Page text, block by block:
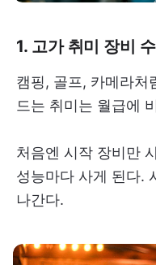
1. 고가 취미 장비
캠핑, 골프, 카메라처
드는 취미는 월급에
처음엔 시작 장비만
성능마다 사게 된다.
나간다.